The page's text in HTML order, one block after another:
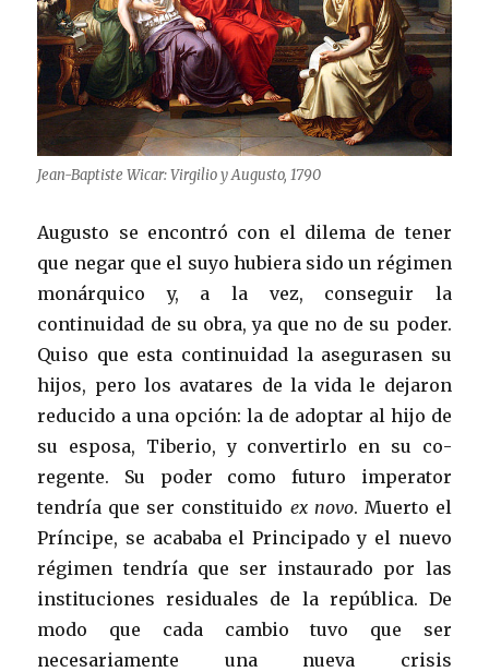
Jean-Baptiste Wicar: Virgilio y Augusto, 1790
Augusto se encontró con el dilema de tener
que negar que el suyo hubiera sido un régimen
monárquico y, a la vez, conseguir la
continuidad de su obra, ya que no de su poder.
Quiso que esta continuidad la asegurasen su
hijos, pero los avatares de la vida le dejaron
reducido a una opción: la de adoptar al hijo de
su esposa, Tiberio, y convertirlo en su co-
regente. Su poder como futuro imperator
tendría que ser constituido ex novo. Muerto el
Príncipe, se acababa el Principado y el nuevo
régimen tendría que ser instaurado por las
instituciones residuales de la república. De
modo que cada cambio tuvo que ser
necesariamente una nueva crisis